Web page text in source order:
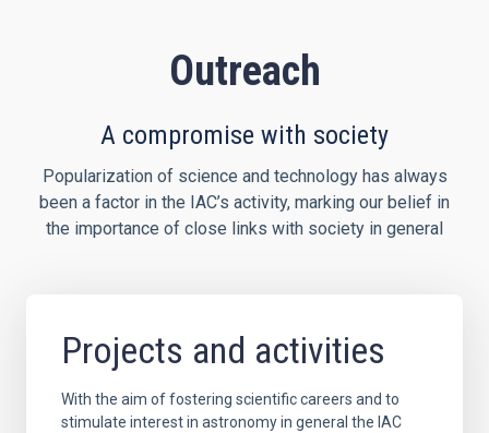
Outreach
A compromise with society
Popularization of science and technology has always
been a factor in the IAC’s activity, marking our belief in
the importance of close links with society in general
Projects and activities
With the aim of fostering scientific careers and to
stimulate interest in astronomy in general the IAC